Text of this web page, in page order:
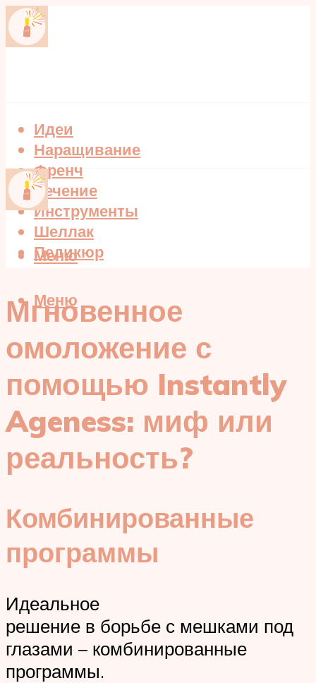
Идеи
Наращивание
Френч
Лечение
Инструменты
Шеллак
Педикюр
Меню
Меню
Мгновенное
омоложение с
помощью Instantly
Ageness: миф или
реальность?
Комбинированные
программы
Идеальное
решение в борьбе с мешками под
глазами – комбинированные
программы.